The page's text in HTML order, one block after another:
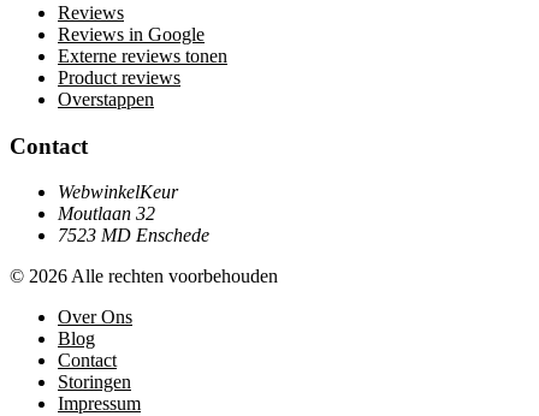
Reviews
Reviews in Google
Externe reviews tonen
Product reviews
Overstappen
Contact
WebwinkelKeur
Moutlaan 32
7523 MD Enschede
© 2026 Alle rechten voorbehouden
Over Ons
Blog
Contact
Storingen
Impressum